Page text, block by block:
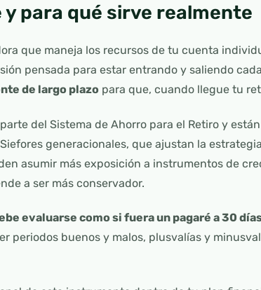
y para qué sirve realmente
que maneja los recursos de tu cuenta
pensada para estar entrando y saliendo
de largo plazo para que, cuando llegue tu
del Sistema de Ahorro para el Retiro y
generacionales, que ajustan la
asumir más exposición a instrumentos de
a ser más conservador.
evaluarse como si fuera un pagaré a 30
periodos buenos y malos, plusvalías y